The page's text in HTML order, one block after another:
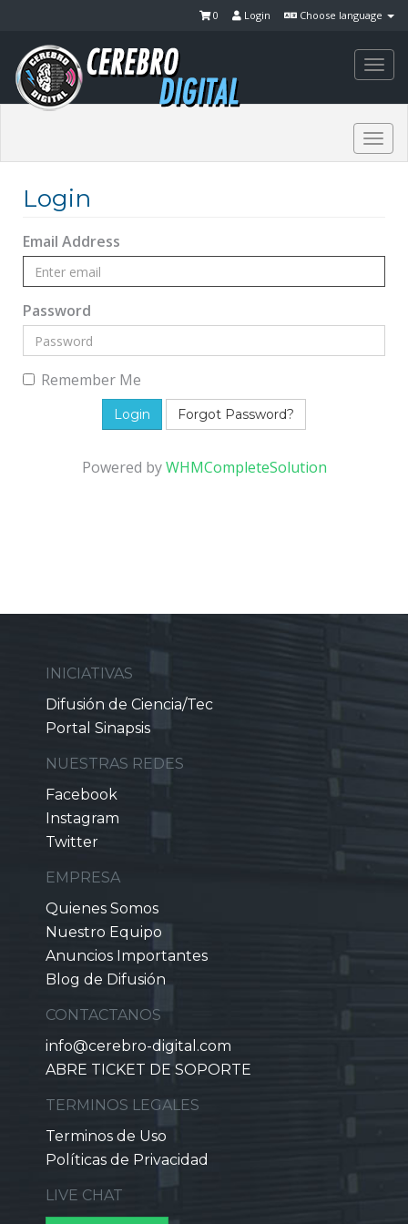
Choose language
Login
0
Login
Email Address
Password
Remember Me
Forgot Password?
Powered byWHMCompleteSolution
INICIATIVAS
Difusión de Ciencia/Tec
Portal Sinapsis
NUESTRAS REDES
Facebook
Instagram
Twitter
EMPRESA
Quienes Somos
Nuestro Equipo
Anuncios Importantes
Blog de Difusión
CONTACTANOS
info@cerebro-digital.com
ABRE TICKET DE SOPORTE
TERMINOS LEGALES
Terminos de Uso
Políticas de Privacidad
LIVE CHAT